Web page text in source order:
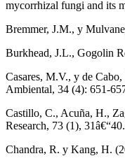
mycorrhizal fungi and its
Bremmer, J.M., y
Burkhead, J.L., Gogolin
Casares, M.V., y de
Ambiental, 34 (4): 651-
Castillo, C., Acuña, H.,
Research, 73 (1), 31â€“40.
Chandra, R. y Kang, H.